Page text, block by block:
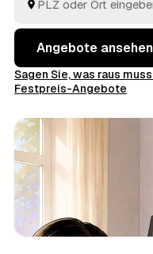
Blick.
Angebote ansehen
Sagen Sie, was raus
Festpreis-Angebote